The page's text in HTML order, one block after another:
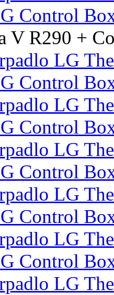
Control
V R290 +
LG
Control
LG
Control
LG
Control
LG
Control
LG
Control
LG